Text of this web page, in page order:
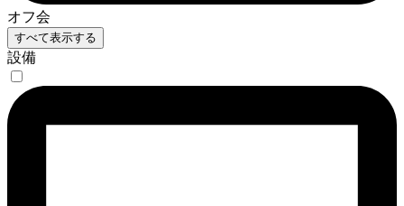
オフ会
すべて表示する
設備